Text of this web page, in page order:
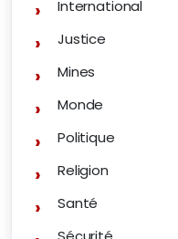
International
Justice
Mines
Monde
Politique
Religion
Santé